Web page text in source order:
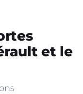
et le